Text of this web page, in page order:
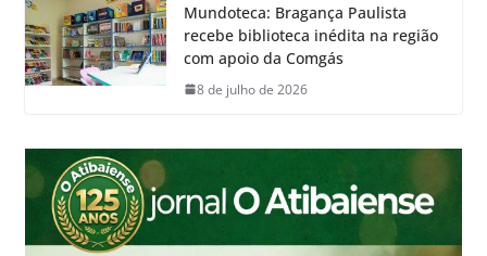
Mundoteca: Bragança Paulista
recebe biblioteca inédita na região
com apoio da Comgás
8 de julho de 2026